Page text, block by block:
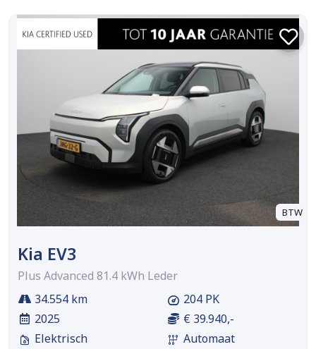
BTW
Kia EV3
Plus Advanced 81.4 kWh Leder
34.554 km
2025
Elektrisch
204 PK
€ 39.940,-
Automaat